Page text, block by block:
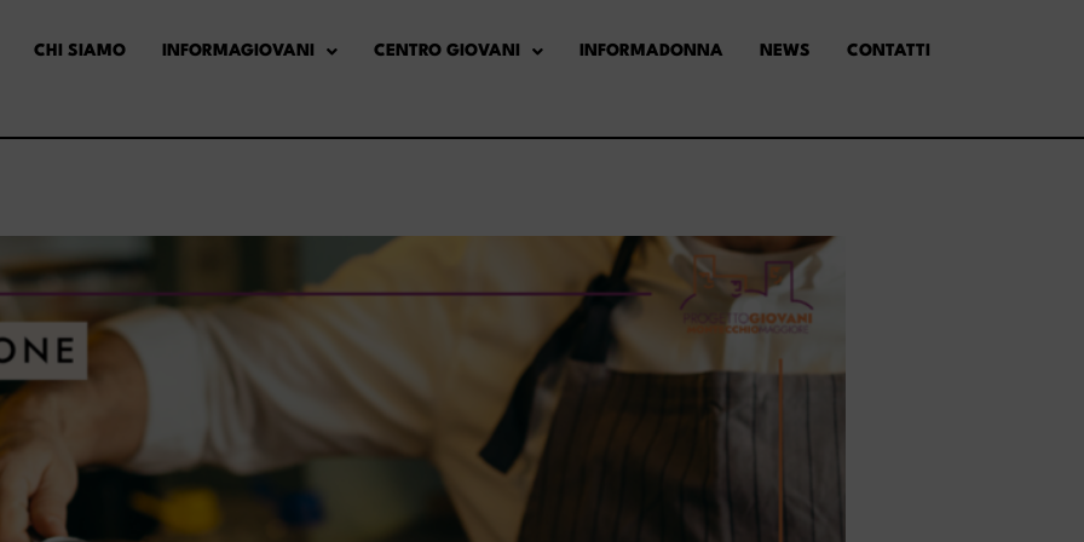
CHI SIAMO INFORMAGIOVANI CENTRO GIOVANI INFORMADONNA NEWS CONTATTI